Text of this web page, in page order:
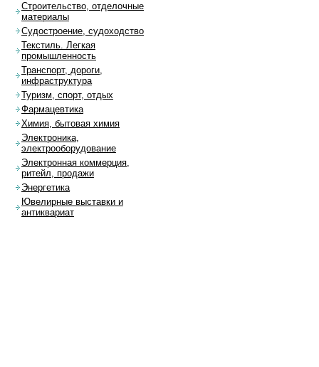
Строительство, отделочные
материалы
Судостроение, судоходство
Текстиль. Легкая
промышленность
Транспорт, дороги,
инфраструктура
Туризм, спорт, отдых
Фармацевтика
Химия, бытовая химия
Электроника,
электрооборудование
Электронная коммерция,
ритейл, продажи
Энергетика
Ювелирные выставки и
антиквариат